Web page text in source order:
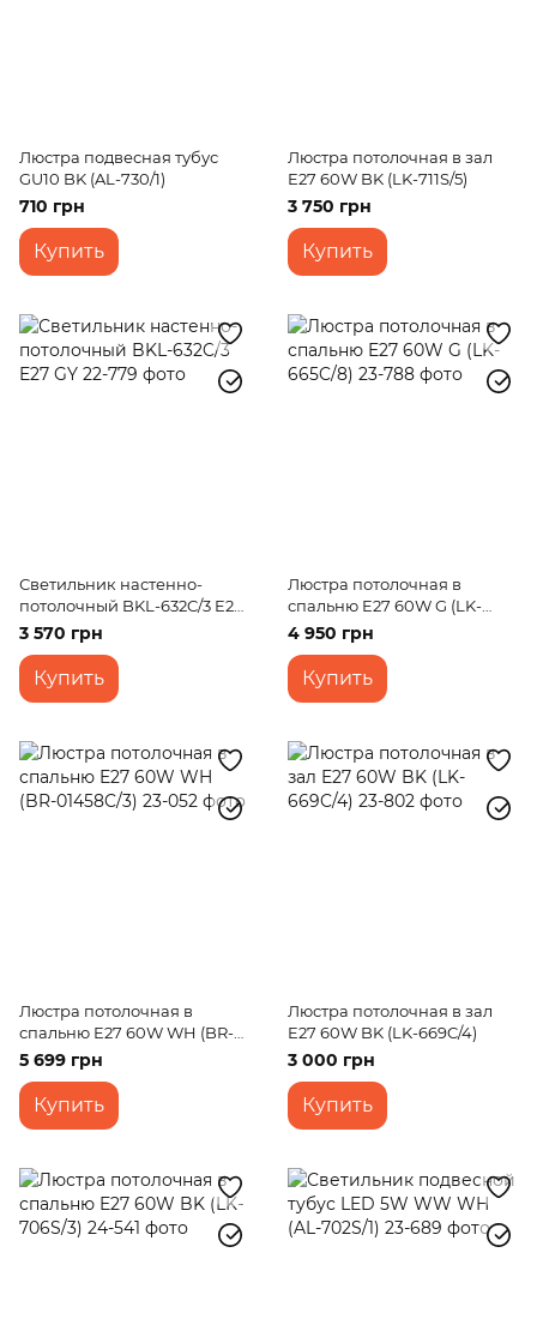
Люстра подвесная тубус
GU10 BK (AL-730/1)
710 грн
Купить
Люстра потолочная в зал
E27 60W BK (LK-711S/5)
3 750 грн
Купить
Светильник настенно-
потолочный BKL-632C/3 E27
GY
3 570 грн
Купить
Люстра потолочная в
спальню E27 60W G (LK-
665C/8)
4 950 грн
Купить
Люстра потолочная в
спальню E27 60W WH (BR-
01458C/3)
5 699 грн
Купить
Люстра потолочная в зал
E27 60W BK (LK-669C/4)
3 000 грн
Купить